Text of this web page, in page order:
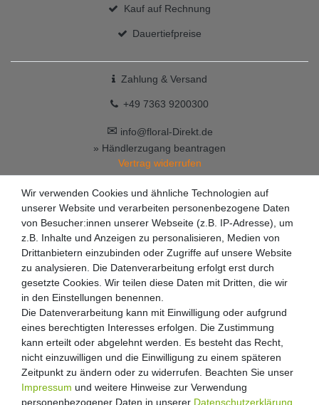
Kauf auf Rechnung
Dauertiefpreise
Zahlung & Versand
+49 7363 9200300
✉ info@floral-Direkt.de
» Händlerzugang beantragen
Vertrag widerrufen
Wir verwenden Cookies und ähnliche Technologien auf
unserer Website und verarbeiten personenbezogene Daten
von Besucher:innen unserer Webseite (z.B. IP-Adresse), um
z.B. Inhalte und Anzeigen zu personalisieren, Medien von
Drittanbietern einzubinden oder Zugriffe auf unsere Website
zu analysieren. Die Datenverarbeitung erfolgt erst durch
gesetzte Cookies. Wir teilen diese Daten mit Dritten, die wir
in den Einstellungen benennen.
Die Datenverarbeitung kann mit Einwilligung oder aufgrund
eines berechtigten Interesses erfolgen. Die Zustimmung
kann erteilt oder abgelehnt werden. Es besteht das Recht,
nicht einzuwilligen und die Einwilligung zu einem späteren
Zeitpunkt zu ändern oder zu widerrufen. Beachten Sie unser
Impressum und weitere Hinweise zur Verwendung
personenbezogener Daten in unserer Daten­schutz­erklärung